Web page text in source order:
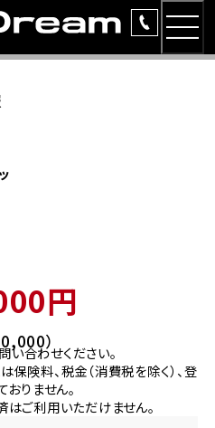
円
）
合わせください。
険料、税金（消費税を除く）、登
りません。
ご利用いただけません。
覧
泉
城岩沼
覧
馬
橋
飾
覧
牧
屋東
宮
覧
井寺
淀川
中
店舗一覧
山
覧
留米
春日
岡西